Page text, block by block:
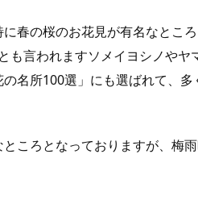
春の桜のお花見が有名なところ
も言われますソメイヨシノやヤ
名所100選」にも選ばれて、
ころとなっておりますが、梅